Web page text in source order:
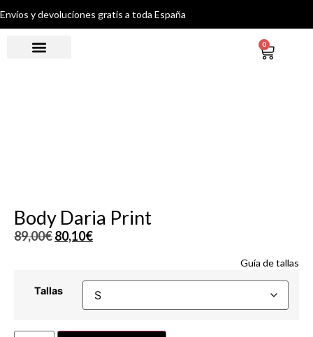
Envíos y devoluciones gratis a toda España
0
Body Daria Print
89,00€80,10€
Guía de tallas
Tallas